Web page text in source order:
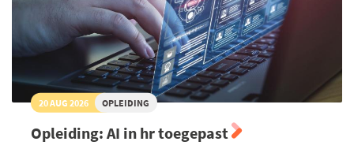
20 AUG 2026 OPLEIDING
Opleiding: AI in hr toegepast